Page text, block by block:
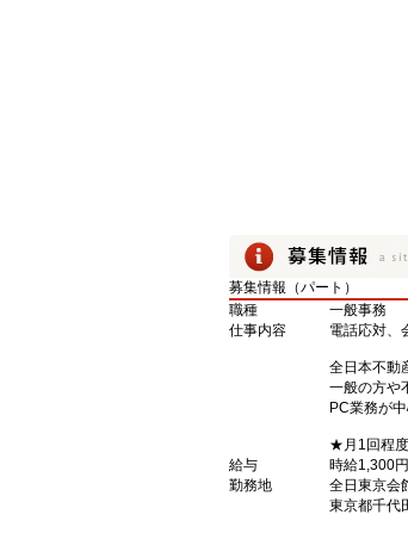
募集情報（パート）
職種
一般事務
仕事内容
電話応対、
全日本不動
一般の方や
PC業務が
★月1回程
給与
時給1,300
勤務地
全日東京会
東京都千代